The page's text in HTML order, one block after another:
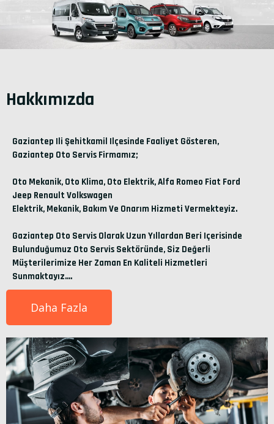
Hakkımızda
Gaziantep Ili Şehitkamil Ilçesinde Faaliyet Gösteren,
Gaziantep Oto Servis Firmamız;
Oto Mekanik, Oto Klima, Oto Elektrik, Alfa Romeo Fiat Ford
Jeep Renault Volkswagen
Elektrik, Mekanik, Bakım Ve Onarım Hizmeti Vermekteyiz.
Gaziantep Oto Servis Olarak Uzun Yıllardan Beri Içerisinde
Bulunduğumuz Oto Servis Sektöründe, Siz Değerli
Müşterilerimize Her Zaman En Kaliteli Hizmetleri
Sunmaktayız....
Daha Fazla